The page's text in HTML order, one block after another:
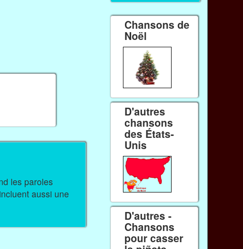
aussi une
Chansons de
Noël
D'autres
chansons
des États-
Unis
D'autres -
Chansons
pour casser